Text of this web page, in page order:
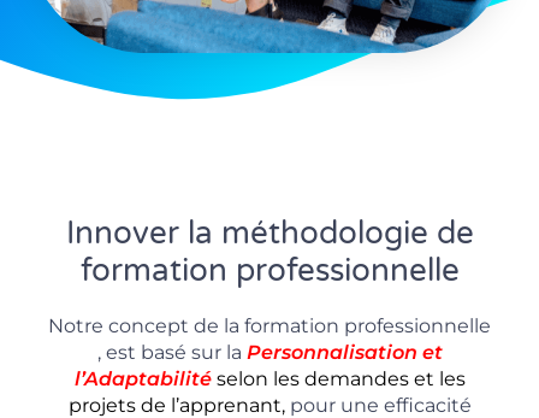
Innover la méthodologie de
formation professionnelle
Notre concept de la formation professionnelle
, est basé sur la Personnalisation et
l’Adaptabilité selon les demandes et les
projets de l’apprenant,pour une efficacité